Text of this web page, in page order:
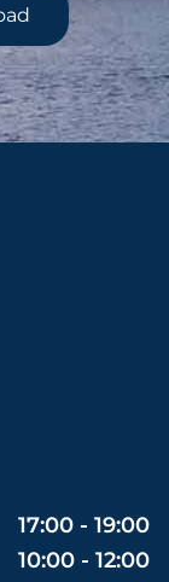
17:00 - 19:00
10:00 - 12:00